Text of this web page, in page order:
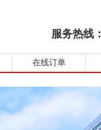
服务热线：
在线订单